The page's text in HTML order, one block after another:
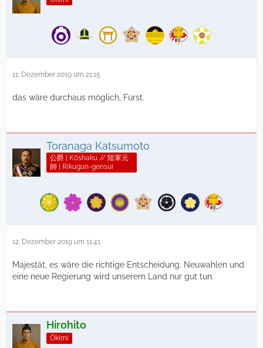
11. Dezember 2019 um 21:15
das wäre durchaus möglich, Fürst.
Toranaga Katsumoto
公爵 | Kōshaku // 陸軍元
帥 | Rikugun-gensui
12. Dezember 2019 um 11:41
Majestät, es wäre die richtige Entscheidung. Neuwahlen und
eine neue Regierung wird unserem Land nur gut tun.
Hirohito
Ōkimi